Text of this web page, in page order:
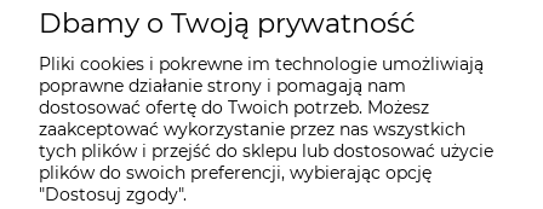
Płatności i dostawa
Wybrane Kategorie
Wybrane Marki
Dbamy o Twoją prywatność
Pliki cookies i pokrewne im technologie umożliwiają
poprawne działanie strony i pomagają nam
dostosować ofertę do Twoich potrzeb. Możesz
zaakceptować wykorzystanie przez nas wszystkich
tych plików i przejść do sklepu lub dostosować użycie
plików do swoich preferencji, wybierając opcję
"Dostosuj zgody".